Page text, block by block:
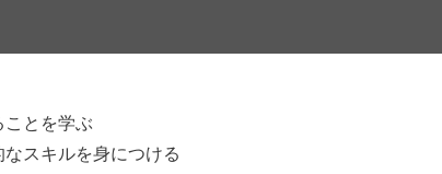
とを学ぶ
スキルを身につける